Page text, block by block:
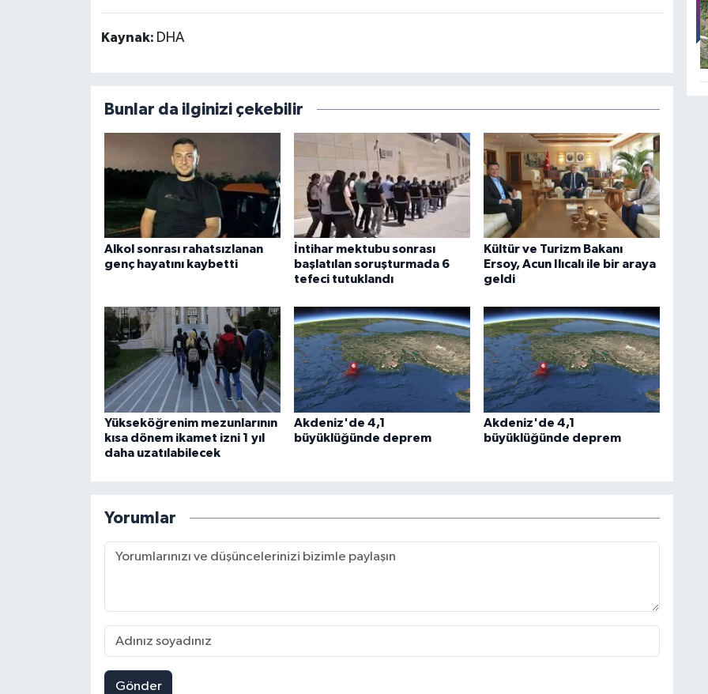
Kaynak: DHA
Bunlar da ilginizi çekebilir
Alkol sonrası rahatsızlanan
genç hayatını kaybetti
İntihar mektubu sonrası
başlatılan soruşturmada 6
tefeci tutuklandı
Kültür ve Turizm Bakanı
Ersoy, Acun Ilıcalı ile bir araya
geldi
Yükseköğrenim mezunlarının
kısa dönem ikamet izni 1 yıl
daha uzatılabilecek
Akdeniz'de 4,1
büyüklüğünde deprem
Akdeniz'de 4,1
büyüklüğünde deprem
Yorumlar
Gönder